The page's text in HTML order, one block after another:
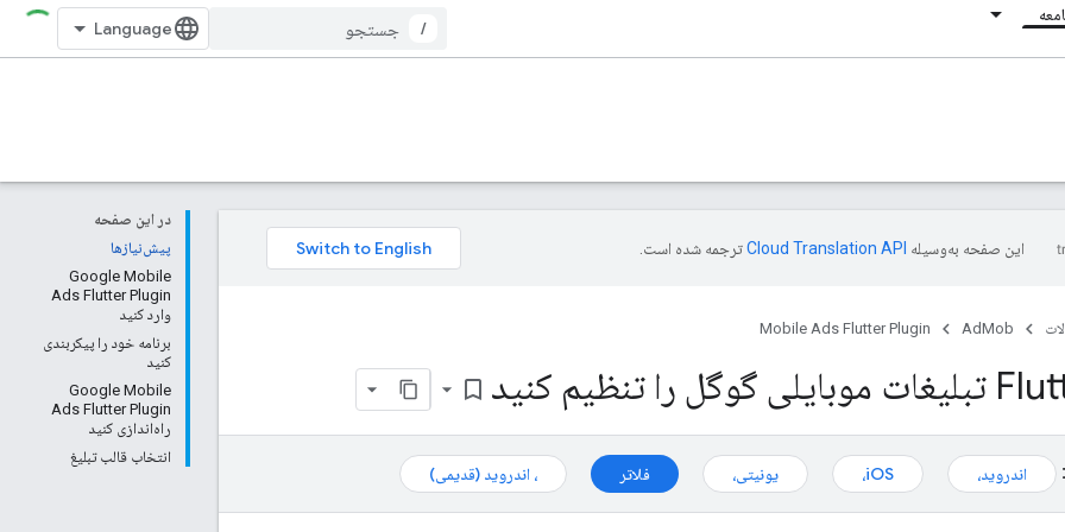
/
در این صفحه
پیش‌نیازها
Google Mobile
Ads Flutter Plugin
وارد کنید
برنامه خود را پیکربندی
کنید
Google Mobile
Ads Flutter Plugin
راه‌اندازی کنید
انتخاب قالب تبلیغ
این صفحه به‌وسیله ترجمه شده است.
AdMob
Mobile Ads Flutter Plugin
bookmark_border
اندروید، iOS، یونیتی، فلاتر ، اندروید (قدیمی)